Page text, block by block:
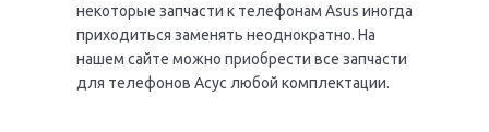
некоторые запчасти к телефонам Asus иногда
приходиться заменять неоднократно. На
нашем сайте можно приобрести все запчасти
для телефонов Асус любой комплектации.